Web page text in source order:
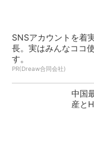
SNSアカウントを着
長。実はみんなココ
す。
PR(Dreaw合同会社)
中国
産と